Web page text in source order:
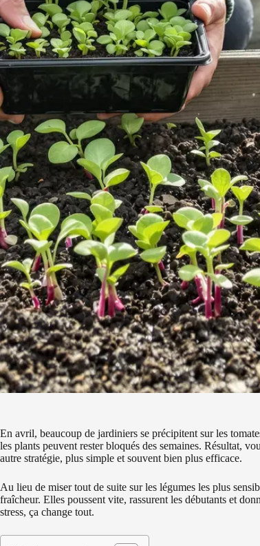
En avril, beaucoup de jardiniers se précipitent sur les
les plants peuvent rester bloqués des semaines. Résultat,
autre stratégie, plus simple et souvent bien plus efficace.
Au lieu de miser tout de suite sur les légumes les plus
fraîcheur. Elles poussent vite, rassurent les débutants et
stress, ça change tout.